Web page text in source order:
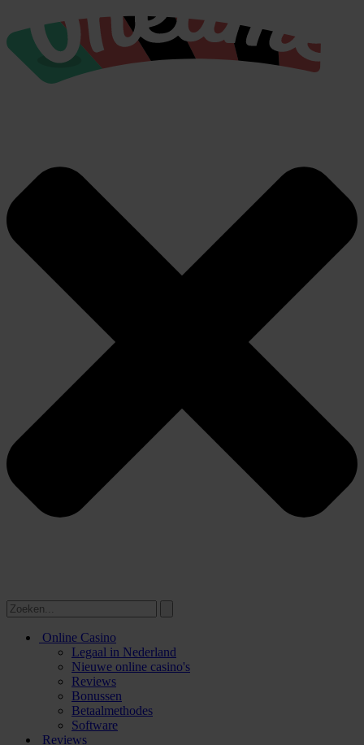
Online Casino
Legaal in Nederland
Nieuwe online casino's
Reviews
Bonussen
Betaalmethodes
Software
Reviews